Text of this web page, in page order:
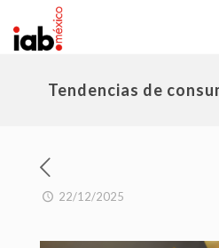
Tendencias de
22/12/2025